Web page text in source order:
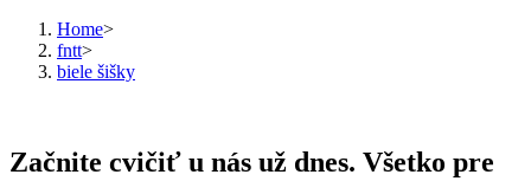
Home>
fntt>
biele šišky
Začnite cvičiť u nás už dnes. Všetko pre